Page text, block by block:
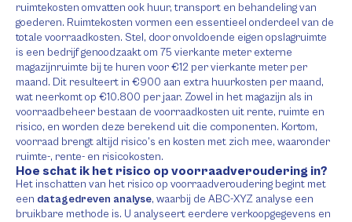
ruimtekosten omvatten ook huur, transport en behandeling van
goederen. Ruimtekosten vormen een essentieel onderdeel van de
totale voorraadkosten. Stel, door onvoldoende eigen opslagruimte
is een bedrijf genoodzaakt om 75 vierkante meter externe
magazijnruimte bij te huren voor €12 per vierkante meter per
maand. Dit resulteert in €900 aan extra huurkosten per maand,
wat neerkomt op €10.800 per jaar. Zowel in het magazijn als in
voorraadbeheer bestaan de voorraadkosten uit rente, ruimte en
risico, en worden deze berekend uit die componenten. Kortom,
voorraad brengt altijd risico’s en kosten met zich mee, waaronder
ruimte-, rente- en risicokosten.
Hoe schat ik het risico op voorraadveroudering in?
Het inschatten van het risico op voorraadveroudering begint met
een datagedreven analyse, waarbij de ABC-XYZ analyse een
bruikbare methode is. U analyseert eerdere verkoopgegevens en